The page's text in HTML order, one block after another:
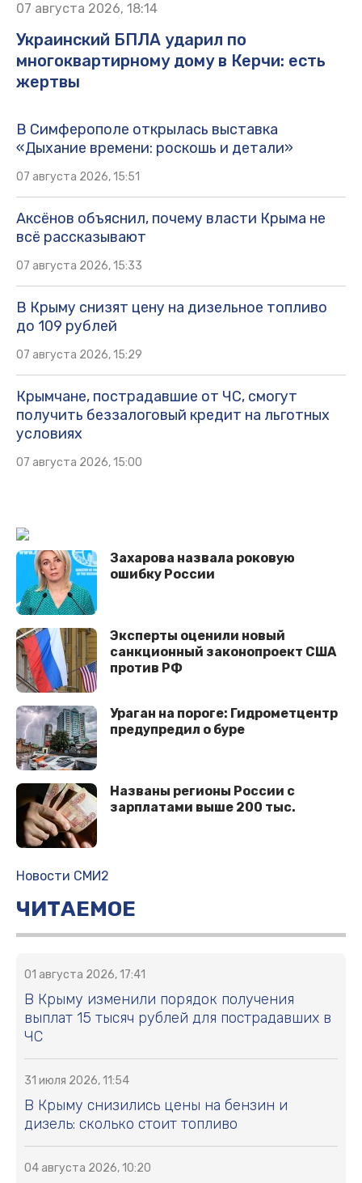
07 августа 2026, 18:14
Украинский БПЛА ударил по
многоквартирному дому в Керчи: есть
жертвы
В Симферополе открылась выставка
«Дыхание времени: роскошь и детали»
07 августа 2026, 15:51
Аксёнов объяснил, почему власти Крыма не
всё рассказывают
07 августа 2026, 15:33
В Крыму снизят цену на дизельное топливо
до 109 рублей
07 августа 2026, 15:29
Крымчане, пострадавшие от ЧС, смогут
получить беззалоговый кредит на льготных
условиях
07 августа 2026, 15:00
Захарова назвала роковую
ошибку России
Эксперты оценили новый
санкционный законопроект США
против РФ
Ураган на пороге: Гидрометцентр
предупредил о буре
Названы регионы России с
зарплатами выше 200 тыс.
Новости СМИ2
ЧИТАЕМОЕ
01 августа 2026, 17:41
В Крыму изменили порядок получения
выплат 15 тысяч рублей для пострадавших в
ЧС
31 июля 2026, 11:54
В Крыму снизились цены на бензин и
дизель: сколько стоит топливо
04 августа 2026, 10:20